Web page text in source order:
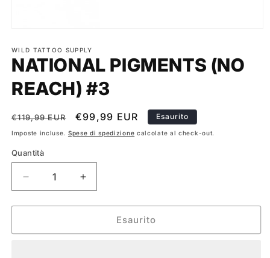
multimediali
1
in
modale
WILD TATTOO SUPPLY
NATIONAL PIGMENTS (NO
REACH) #3
Prezzo
di
€119,99 EUR
Prezzo
scontato
€99,99 EUR Esaurito
Imposte incluse. Spese di spedizione calcolate al check-out.
Quantità
Diminuisci
quantità
per
PIGMENTS
Aumenta
quantità
per
NATIONAL
PIGMENTS
Esaurito